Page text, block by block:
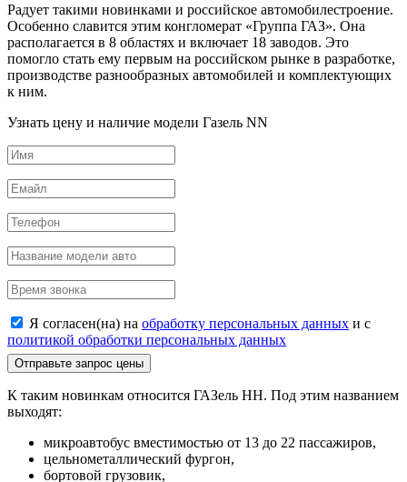
Радует такими новинками и российское автомобилестроение.
Особенно славится этим конгломерат «Группа ГАЗ». Она
располагается в 8 областях и включает 18 заводов. Это
помогло стать ему первым на российском рынке в разработке,
производстве разнообразных автомобилей и комплектующих
к ним.
Узнать цену и наличие модели Газель NN
Я согласен(на) на обработку персональных данных и c
политикой обработки персональных данных
Отправьте запрос цены
К таким новинкам относится ГАЗель НН. Под этим названием
выходят:
микроавтобус вместимостью от 13 до 22 пассажиров,
цельнометаллический фургон,
бортовой грузовик,